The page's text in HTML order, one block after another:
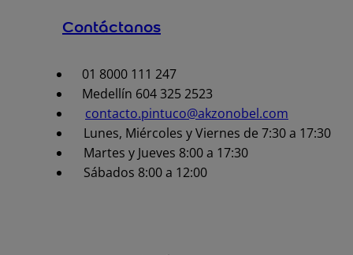
Contáctanos
01 8000 111 247
Medellín 604 325 2523
contacto.pintuco@akzonobel.com
Lunes, Miércoles y Viernes de 7:30 a 17:30
Martes y Jueves 8:00 a 17:30
Sábados 8:00 a 12:00